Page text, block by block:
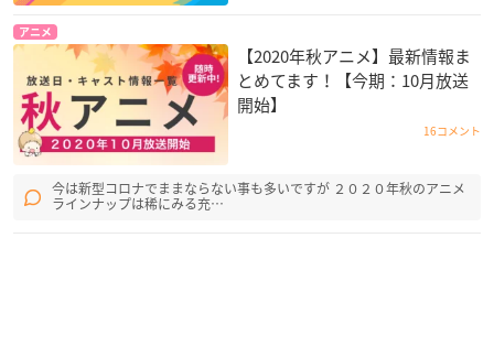
アニメ
【2020年秋アニメ】最新情報ま
とめてます！【今期：10月放送
開始】
16コメント
今は新型コロナでままならない事も多いですが ２０２０年秋のアニメ
ラインナップは稀にみる充…